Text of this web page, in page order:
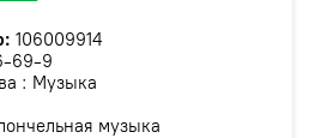
106009914
69-9
: Музыка
музыка